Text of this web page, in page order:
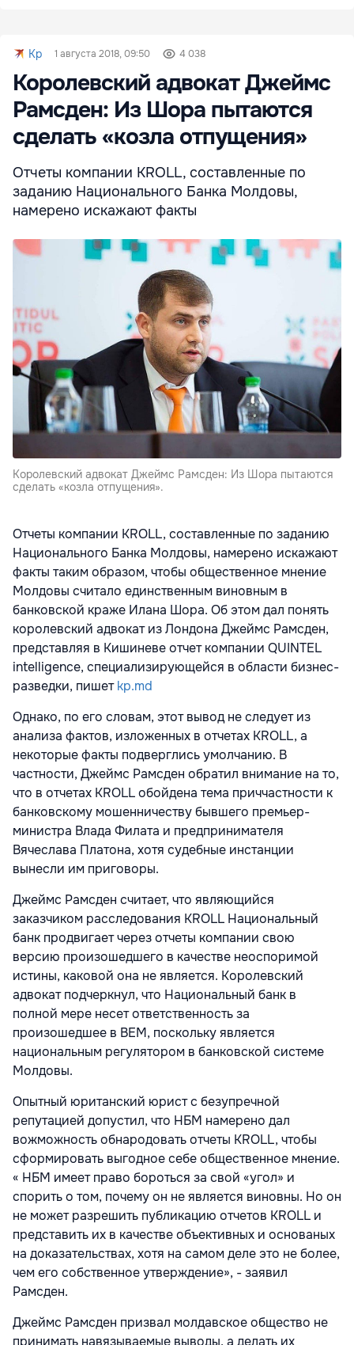
Kp 1 августа 2018, 09:50 4 038
Королевский адвокат Джеймс
Рамсден: Из Шора пытаются
сделать «козла отпущения»
Отчеты компании KROLL, составленные по
заданию Национального Банка Молдовы,
намерено искажают факты
Королевский адвокат Джеймс Рамсден: Из Шора пытаются
сделать «козла отпущения».
Отчеты компании KROLL, составленные по заданию
Национального Банка Молдовы, намерено искажают
факты таким образом, чтобы общественное мнение
Молдовы считало единственным виновным в
банковской краже Илана Шора. Об этом дал понять
королевский адвокат изЛондона Джеймс Рамсден,
представляя в Кишиневеотчет компании QUINTEL
intelligence, специализирующейся в области бизнес-
разведки, пишетkp.md
Однако, по его словам, этот вывод не следует из
анализа фактов, изложенных в отчетах KROLL, а
некоторые факты подверглись умолчанию. В
частности, Джеймс Рамсден обратил внимание на то,
что в отчетах KROLL обойдена тема приччастности к
банковскому мошенничеству бывшего премьер-
министра Влада Филата и предпринимателя
Вячеслава Платона, хотя судебные инстанции
вынесли им приговоры.
Джеймс Рамсден считает, что являющийся
заказчиком расследования KROLL Национальный
банк продвигает через отчеты компании свою
версию произошедшего в качестве неоспоримой
истины, каковой она не является. Королевский
адвокат подчеркнул, что Национальный банк в
полной мере несет ответственность за
произошедшее в BEM, поскольку является
национальным регулятором в банковской системе
Молдовы.
Опытный юританский юрист с безупречной
репутацией допустил, что НБМ намерено дал
вожможность обнародовать отчеты KROLL, чтобы
сформировать выгодное себе общественное мнение.
« НБМ имеет право бороться за свой «угол» и
спорить о том, почему он не является виновны. Но он
не может разрешить публикацию отчетов KROLL и
представить их в качестве объективных и основаных
на доказательствах, хотя на самом деле это не более,
чем его собственное утверждение», - заявил
Рамсден.
Джеймс Рамсден призвал молдавское общество не
принимать навязываемые выводы, а делать их